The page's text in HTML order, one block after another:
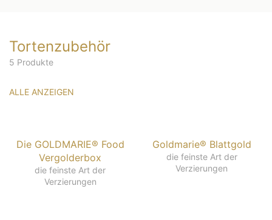
Tortenzubehör
5 Produkte
ALLE ANZEIGEN
Die GOLDMARIE® Food
Vergolderbox
die feinste Art der
Verzierungen
Goldmarie® Blattgold
die feinste Art der
Verzierungen